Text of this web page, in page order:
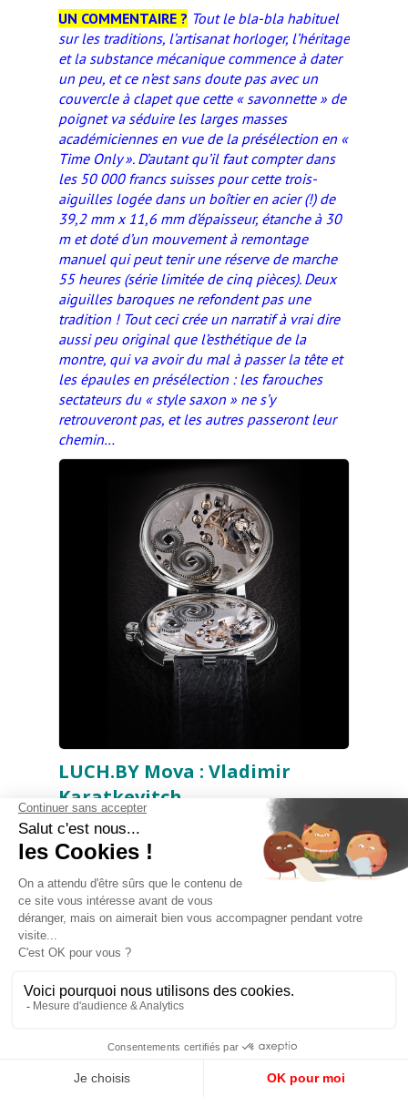
UN COMMENTAIRE ? Tout le bla-bla habituel
sur les traditions, l’artisanat horloger, l’héritage
et la substance mécanique commence à dater
un peu, et ce n’est sans doute pas avec un
couvercle à clapet que cette « savonnette » de
poignet va séduire les larges masses
académiciennes en vue de la présélection en «
Time Only ». D’autant qu’il faut compter dans
les 50 000 francs suisses pour cette trois-
aiguilles logée dans un boîtier en acier (!) de
39,2 mm x 11,6 mm d’épaisseur, étanche à 30
m et doté d’un mouvement à remontage
manuel qui peut tenir une réserve de marche
55 heures (série limitée de cinq pièces). Deux
aiguilles baroques ne refondent pas une
tradition ! Tout ceci crée un narratif à vrai dire
aussi peu original que l’esthétique de la
montre, qui va avoir du mal à passer la tête et
les épaules en présélection : les farouches
sectateurs du « style saxon » ne s’y
retrouveront pas, et les autres passeront leur
chemin…
LUCH.BY Mova : Vladimir
Karatkevitch
À l'occasion de la Journée de la langue
maternelle, la marque « Luch » a préparé une
collection limitée de montres « Mova », dédiée
à l'un des écrivains les plus marquants pas
seulement de son époque, mais aussi de toute
Karatkevitch. La marque « Luch » a vendu cette
95 exemplaires ont été produits et distribués
pas seulement en Biélorussie, mais aussi à
l'écrivain lui-même. Chaque détail reflète le
caractère de cette personnalité exceptionnelle